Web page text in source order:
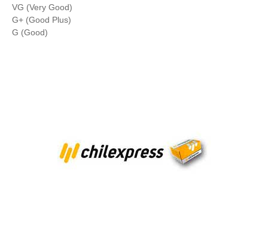
VG (Very Good)
G+ (Good Plus)
G (Good)